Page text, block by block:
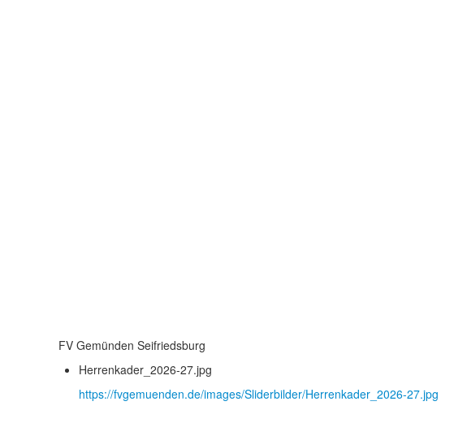
FV Gemünden Seifriedsburg
Herrenkader_2026-27.jpg
https://fvgemuenden.de/images/Sliderbilder/Herrenkader_2026-27.jpg